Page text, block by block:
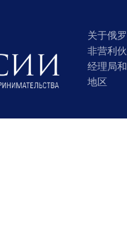
关于俄
非营利
经理局
地区